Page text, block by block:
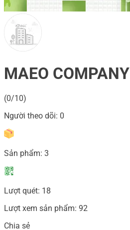
MAEO COMPANY
(0/10)
Người theo dõi: 0
Sản phẩm: 3
Lượt quét: 18
Lượt xem sản phẩm: 92
Chia sẻ